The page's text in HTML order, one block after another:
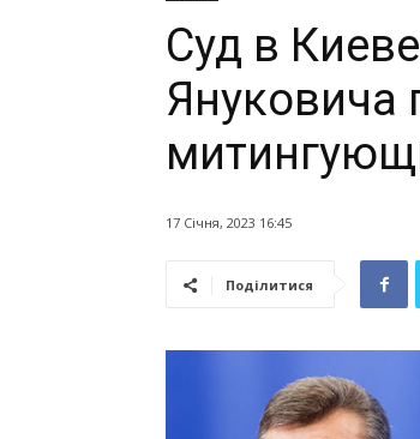
Суд в
Януковича
17 Січня, 2023 16:45
Поділитися